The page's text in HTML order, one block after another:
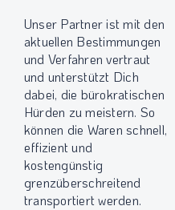
Unser Partner ist mit den
aktuellen Bestimmungen
und Verfahren vertraut
und unterstützt Dich
dabei, die bürokratischen
Hürden zu meistern. So
können die Waren schnell,
effizient und
kostengünstig
grenzüberschreitend
transportiert werden.